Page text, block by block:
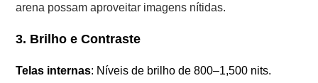
arena possam aproveitar imagens nítidas.
3. Brilho e Contraste
Telas internas: Níveis de brilho de 800–1,500 nits.